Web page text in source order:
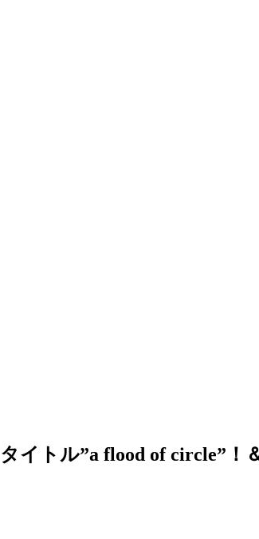
トル”a flood of circle”！